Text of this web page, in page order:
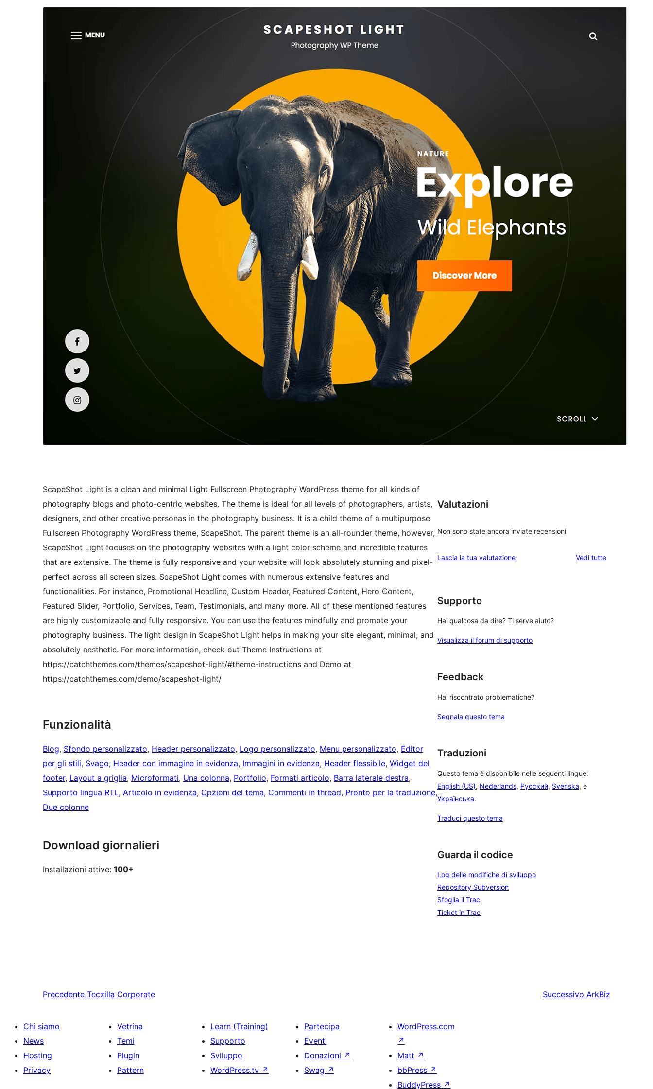
Anteprima
Questo è un tema child di
Versione WordPress
Versione PHP
Homepage del tema
ScapeShot Light is a clean and minimal Light Fullscreen Photography WordPress theme for all kinds of
photography blogs and photo-centric websites. The theme is ideal for all levels of photographers, artists,
designers, and other creative personas in the photography business. It is a child theme of a multipurpose
Fullscreen Photography WordPress theme, ScapeShot. The parent theme is an all-rounder theme, however,
ScapeShot Light focuses on the photography websites with a light color scheme and incredible features
that are extensive. The theme is fully responsive and your website will look absolutely stunning and pixel-
perfect across all screen sizes. ScapeShot Light comes with numerous extensive features and
functionalities. For instance, Promotional Headline, Custom Header, Featured Content, Hero Content,
Featured Slider, Portfolio, Services, Team, Testimonials, and many more. All of these mentioned features
are highly customizable and fully responsive. You can use the features mindfully and promote your
photography business. The light design in ScapeShot Light helps in making your site elegant, minimal, and
absolutely aesthetic. For more information, check out Theme Instructions at
https://catchthemes.com/themes/scapeshot-light/#theme-instructions and Demo at
https://catchthemes.com/demo/scapeshot-light/
Funzionalità
Blog, Sfondo personalizzato, Header personalizzato, Logo personalizzato, Menu personalizzato, Editor
per gli stili, Svago, Header con immagine in evidenza, Immagini in evidenza, Header flessibile, Widget del
footer, Layout a griglia, Microformati, Una colonna, Portfolio, Formati articolo, Barra laterale destra
Supporto lingua RTL, Articolo in evidenza, Opzioni del tema, Commenti in thread, Pronto per la traduzione ,
Due colonne
Download giornalieri
Installazioni attive: 100+
Valutazioni
Non sono state ancora inviate recensioni.
Lascia la tua valutazione Vedi tuttele
Supporto
Hai qualcosa da dire? Ti serve aiuto?
Visualizza il forum di supporto
Feedback
Hai riscontrato problematiche?
Segnala questo tema
Traduzioni
Questo tema è disponibile nelle seguenti lingue:
English (US), Nederlands, Русский, Svenska, e
Українська.
Traduci questo tema
Guarda il codice
Log delle modifiche di sviluppo
Repository Subversion
Sfoglia il Trac
Ticket in Trac
Precedente Teczilla Corporate Successivo ArkBiz
Chi siamo
News
Hosting
Privacy
Vetrina
Temi
Plugin
Pattern
Learn (Training)
Supporto
Sviluppo
WordPress.tv ↗
Partecipa
Eventi
Donazioni ↗
Swag ↗
WordPress.com
↗
Matt ↗
bbPress ↗
BuddyPress ↗